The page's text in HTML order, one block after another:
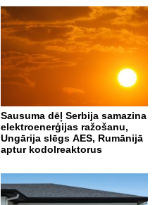
Sausuma dēļ Serbija samazina
elektroenerģijas ražošanu,
Ungārija slēgs AES, Rumānijā
aptur kodolreaktorus